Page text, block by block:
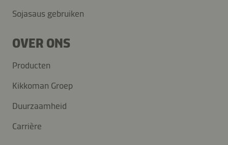
Sojasaus gebruiken
OVER ONS
Producten
Kikkoman Groep
Duurzaamheid
Carrière